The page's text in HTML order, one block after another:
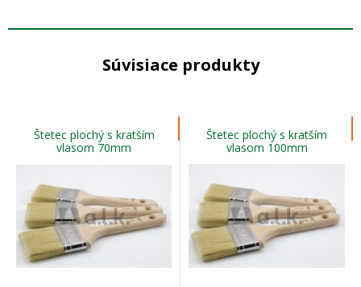
Súvisiace produkty
Štetec plochý s kratším
vlasom 70mm
Štetec plochý s kratším
vlasom 100mm